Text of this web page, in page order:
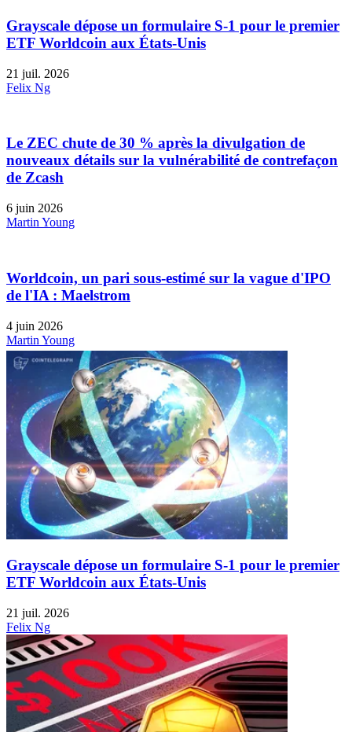
Grayscale dépose un formulaire S-1 pour le premier
ETF Worldcoin aux États-Unis
21 juil. 2026
Felix Ng
Le ZEC chute de 30 % après la divulgation de
nouveaux détails sur la vulnérabilité de contrefaçon
de Zcash
6 juin 2026
Martin Young
Worldcoin, un pari sous-estimé sur la vague d'IPO
de l'IA : Maelstrom
4 juin 2026
Martin Young
Grayscale dépose un formulaire S-1 pour le premier
ETF Worldcoin aux États-Unis
21 juil. 2026
Felix Ng